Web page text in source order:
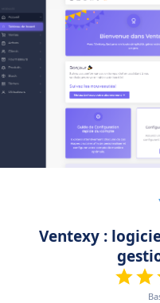
Ventexy :